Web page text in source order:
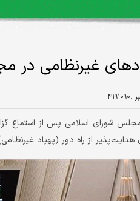
غیرنظامی در
:۴۱۹۱۰۹۰
شورای اسلامی پس از استماع
از راه دور (پهپاد